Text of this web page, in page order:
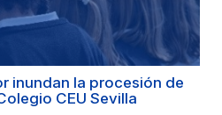
inundan la procesión de
CEU Sevilla